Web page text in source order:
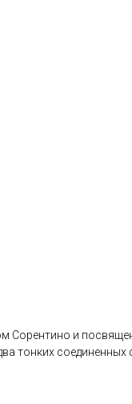
Сорентино и
тонких соединенных